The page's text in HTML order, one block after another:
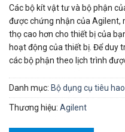
Các bộ kít vật tư và bộ phận
được chứng nhận của Agilent,
thọ cao hơn cho thiết bị của
hoạt động của thiết bị. Để duy
các bộ phận theo lịch trình
Danh mục: Bộ dụng cụ tiêu hao
Thương hiệu: Agilent